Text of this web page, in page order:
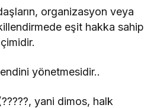
organizasyon veya
eşit hakka sahip
yönetmesidir..
yani dimos, halk